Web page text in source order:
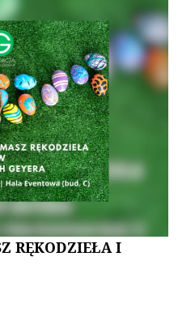
RĘKODZIEŁA I